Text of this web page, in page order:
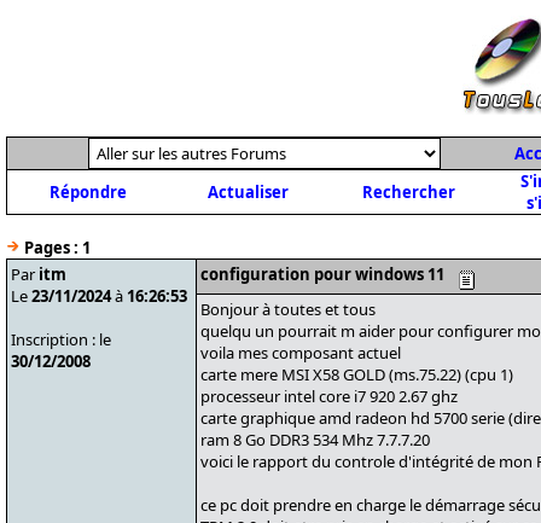
Répondre
Actualiser Rechercher
Pages : 1
Par itm
Le23/11/2024à 16:26:53
Inscription : le
30/12/2008
configuration pour windows 11
Bonjour à toutes et tous
quelqu un pourrait m aider pour configurer
voila mes composant actuel
carte mere MSI X58 GOLD (ms.75.22) (cpu 1)
processeur intel core i7 920 2.67 ghz
carte graphique amd radeon hd 5700 serie
ram 8 Go DDR3 534 Mhz 7.7.7.20
voici le rapport du controle d'intégrité de mon
ce pc doit prendre en charge le démarrage